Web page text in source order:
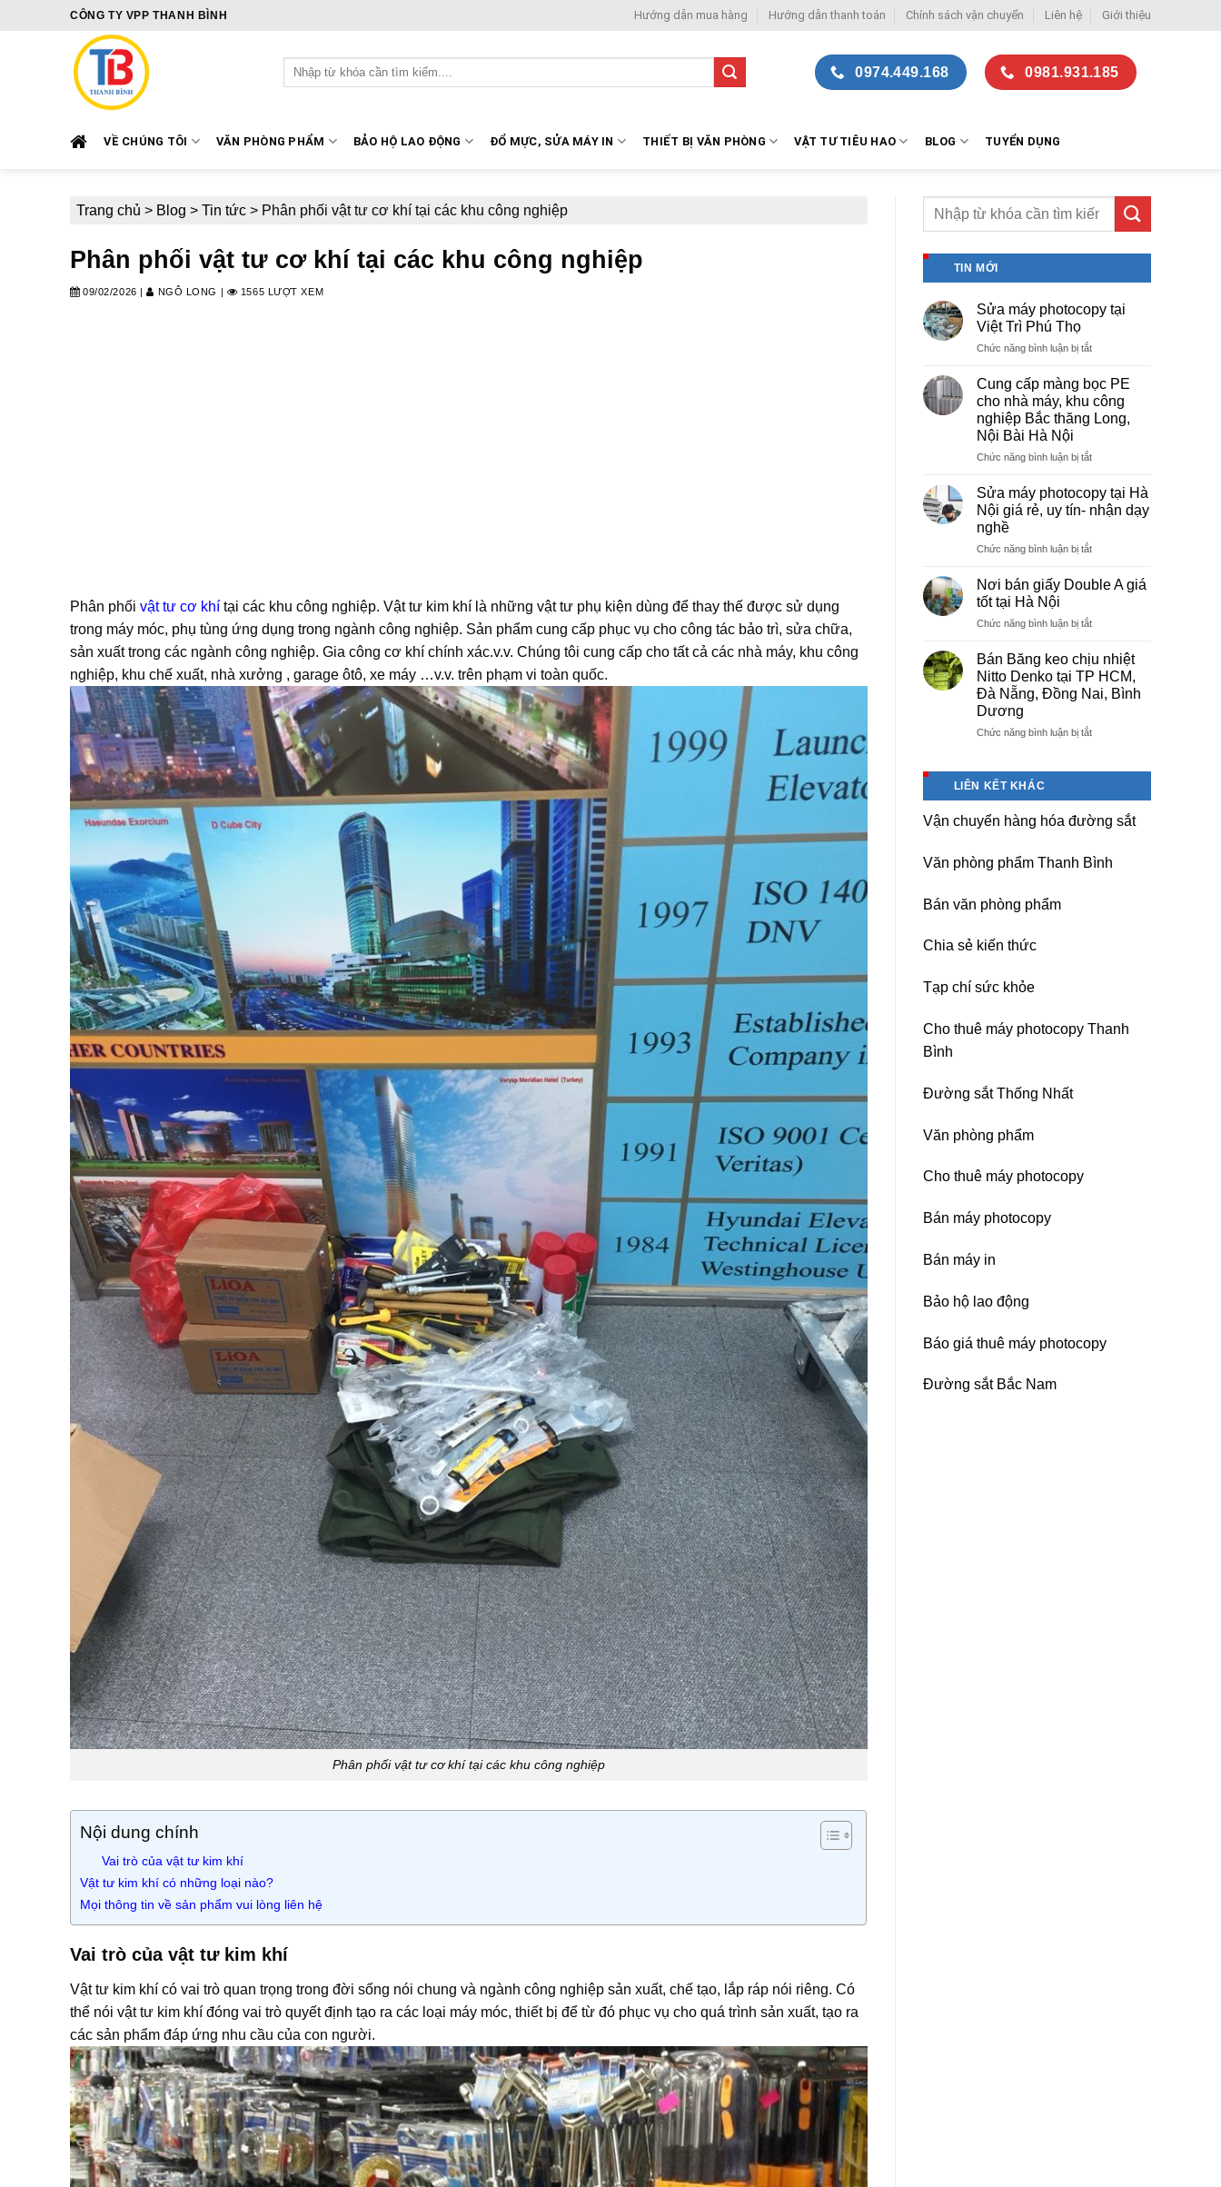
CÔNG TY VPP THANH BÌNH Hướng dẫn mua hàng Hướng dẫn thanh toán Chính sách vận chuyển Liên hệ Giới thiệu
Tìm
kiếm:
0974.449.168 0981.931.185
VỀ CHÚNG TÔI VĂN PHÒNG PHẨM BẢO HỘ LAO ĐỘNG ĐỔ MỰC, SỬA MÁY IN THIẾT BỊ VĂN PHÒNG VẬT TƯ TIÊU HAO BLOG TUYỂN DỤNG
Trang chủ > Blog > Tin tức > Phân phối vật tư cơ khí tại các khu công nghiệp
Phân phối vật tư cơ khí tại các khu công nghiệp
09/02/2026 | NGÔ LONG 1565 LƯỢT XEM
Phân phối vật tư cơ khí tại các khu công nghiệp. Vật tư kim khí là những vật tư phụ kiện dùng để thay thế được sử dụng
trong máy móc, phụ tùng ứng dụng trong ngành công nghiệp. Sản phẩm cung cấp phục vụ cho công tác bảo trì, sửa chữa,
sản xuất trong các ngành công nghiệp. Gia công cơ khí chính xác.v.v. Chúng tôi cung cấp cho tất cả các nhà máy, khu công
nghiệp, khu chế xuất, nhà xưởng , garage ôtô, xe máy …v.v. trên phạm vi toàn quốc.
Phân phối vật tư cơ khí tại các khu công nghiệp
Nội dung chính
Vai trò của vật tư kim khí
Vật tư kim khí có những loại nào?
Mọi thông tin về sản phẩm vui lòng liên hệ
Vai trò của vật tư kim khí
Vật tư kim khí có vai trò quan trọng trong đời sống nói chung và ngành công nghiệp sản xuất, chế tạo, lắp ráp nói riêng. Có
thể nói vật tư kim khí đóng vai trò quyết định tạo ra các loại máy móc, thiết bị để từ đó phục vụ cho quá trình sản xuất, tạo ra
các sản phẩm đáp ứng nhu cầu của con người.
TIN MỚI
Sửa máy photocopy tại
Việt Trì Phú Thọ
Chức năng bình luận bị tắtở
photocopy
tại
Việt
Phú
Cung cấp màng bọc PE
cho nhà máy, khu công
nghiệp Bắc thăng Long,
Nội Bài Hà Nội
Chức năng bình luận bị tắtở
màng
bọc
cho
máy,
nghiệp
thăng
Long,
Nội
Nội
Sửa máy photocopy tại Hà
Nội giá rẻ, uy tín- nhận dạy
nghề
Chức năng bình luận bị tắtở
máy
photocopy
Hà
giá
rẻ,
uy
tín-
dạy
Nơi bán giấy Double A giá
tốt tại Hà Nội
Chức năng bình luận bị tắtở
giấy
Double
A
tốt
Bán Băng keo chịu nhiệt
Nitto Denko tại TP HCM,
Đà Nẵng, Đồng Nai, Bình
Dương
Chức năng bình luận bị tắtở
Nitto
tại
TP
LIÊN KẾT KHÁC
Vận chuyển hàng hóa đường sắt
Văn phòng phẩm Thanh Bình
Bán văn phòng phẩm
Chia sẻ kiến thức
Tạp chí sức khỏe
Cho thuê máy photocopy Thanh
Bình
Đường sắt Thống Nhất
Văn phòng phẩm
Cho thuê máy photocopy
Bán máy photocopy
Bán máy in
Bảo hộ lao động
Báo giá thuê máy photocopy
Đường sắt Bắc Nam